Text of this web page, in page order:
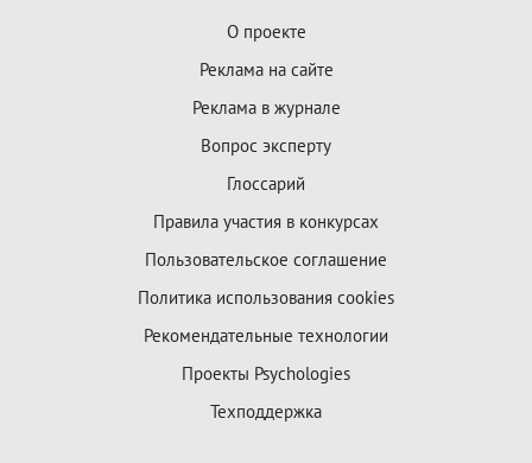
О проекте
Реклама на сайте
Реклама в журнале
Вопрос эксперту
Глоссарий
Правила участия в конкурсах
Пользовательское соглашение
Политика использования cookies
Рекомендательные технологии
Проекты Psychologies
Техподдержка